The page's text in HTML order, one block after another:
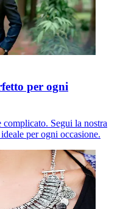
per ogni
Segui la nostra
per ogni occasione.